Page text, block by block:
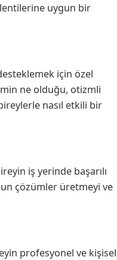
uygun bir
için özel
ne olduğu, otizmli
nasıl etkili bir
iş yerinde başarılı
çözümler üretmeyi ve
profesyonel ve kişisel